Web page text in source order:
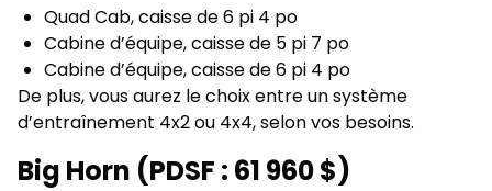
Quad Cab, caisse de 6 pi 4 po
Cabine d’équipe, caisse de 5 pi 7 po
Cabine d’équipe, caisse de 6 pi 4 po
De plus, vous aurez le choix entre un système
d’entraînement 4x2 ou 4x4, selon vos besoins.
Big Horn (PDSF : 61 960 $)